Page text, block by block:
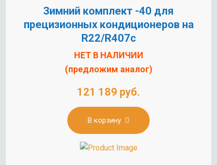
Зимний комплект -40 для
прецизионных кондиционеров на
R22/R407c
НЕТ В НАЛИЧИИ
(предложим аналог)
121 189 руб.
В корзину